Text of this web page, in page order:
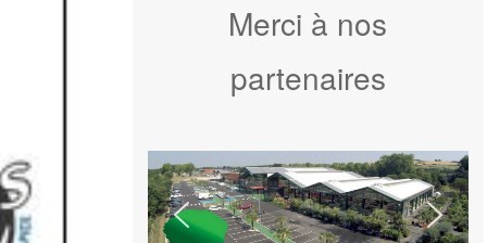
Merci à nos
partenaires